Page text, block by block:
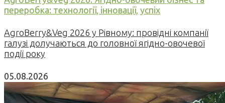
переробка: технології, інновації, успіх
AgroBerry&Veg 2026 у Рівному: провідні компанії
галузі долучаються до головної ягідно-овочевої
події року
05.08.2026